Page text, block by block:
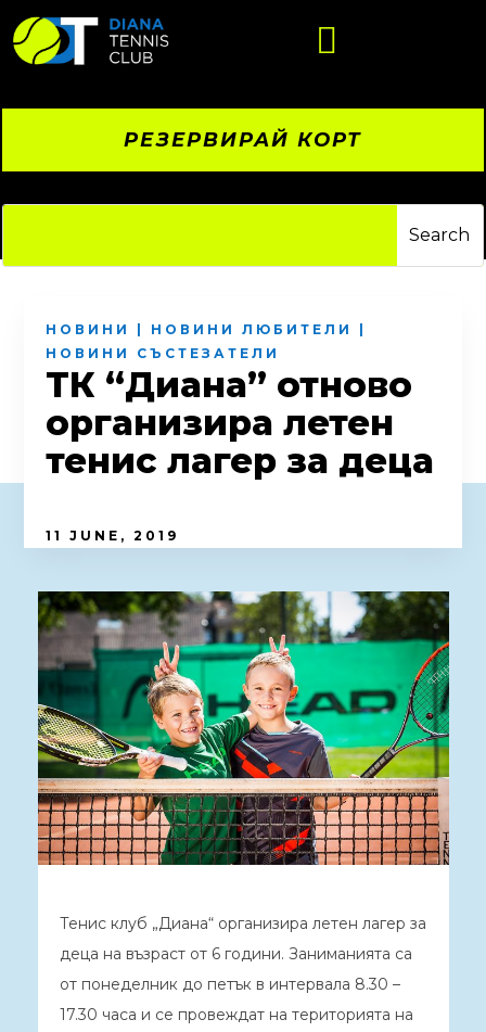

РЕЗЕРВИРАЙ КОРТ
НОВИНИ НОВИНИ ЛЮБИТЕЛИ
НОВИНИ СЪСТЕЗАТЕЛИ
ТК “Диана” отново
организира летен
тенис лагер за деца
11 JUNE, 2019
Тенис клуб „Диана“ организира летен лагер за
деца на възраст от 6 години. Заниманията са
от понеделник до петък в интервала 8.30 –
17.30 часа и се провеждат на територията на